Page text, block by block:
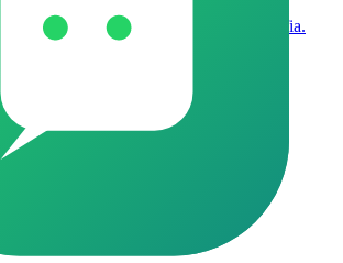
trocas de figurinhas. Proibido pornografia.
em
🔞😈